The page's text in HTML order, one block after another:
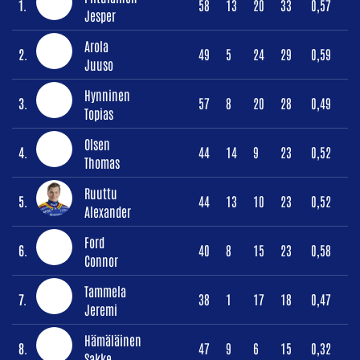
1.
Jesper
58 13 20 33 0,57
2.
Arola
Juuso
49 5 24 29 0,59
3.
Hynninen
Topias
57 8 20 28 0,49
4.
Olsen
Thomas
44 14 9 23 0,52
5.
Ruuttu
Alexander
44 13 10 23 0,52
6.
Ford
Connor
40 8 15 23 0,58
7.
Tammela
Jeremi
38 1 17 18 0,47
8.
Hämäläinen
47 9 6 15 0,32